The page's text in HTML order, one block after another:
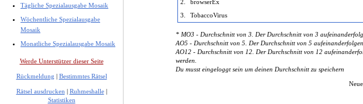
Tägliche Spezialausgabe Mosaik
Wöchentliche Spezialausgabe
Mosaik
Monatliche Spezialausgabe Mosaik
Werde Unterstützer dieser Seite
Rückmeldung | Bestimmtes Rätsel
Rätsel ausdrucken | Ruhmeshalle|
Statistiken
2.
browserEx
3.
TobaccoVirus
* MO3 - Durchschnitt von 3. Der Durchschnitt von 3
AO5 - Durchschnitt von 5. Der Durchschnitt von 5
AO12 - Durchschnitt von 12. Der Durchschnitt von 12
werden.
Du musst eingeloggt sein um deinen Durchschnitt zu speichern